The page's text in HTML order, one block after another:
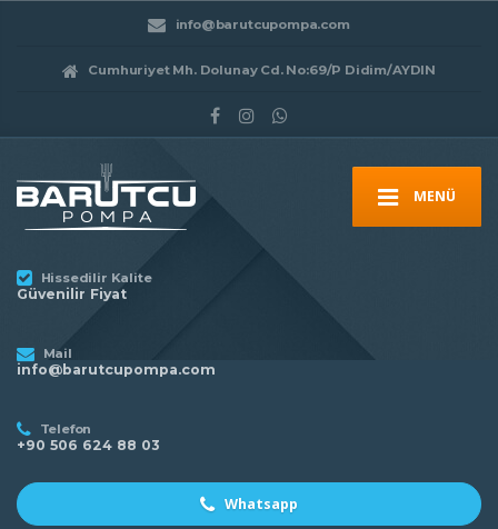
info@barutcupompa.com
Cumhuriyet Mh. Dolunay Cd. No:69/P Didim/AYDIN
MENÜ
Hissedilir Kalite
Güvenilir Fiyat
Mail
info@barutcupompa.com
Telefon
+90 506 624 88 03
Whatsapp